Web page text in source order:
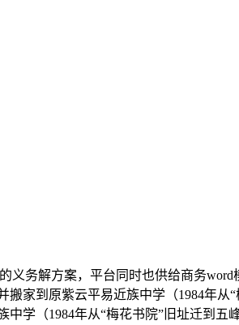
务解方案，平台同时也供给商务word
家到原紫云平易近族中学（1984年
学（1984年从“梅花书院”旧址迁到